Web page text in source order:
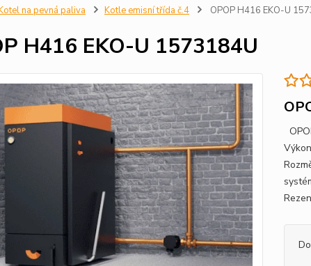
na pevná paliva Kotle emisní třída č.4 OPOP H416 EKO-U
H416 EKO-U 1573184U